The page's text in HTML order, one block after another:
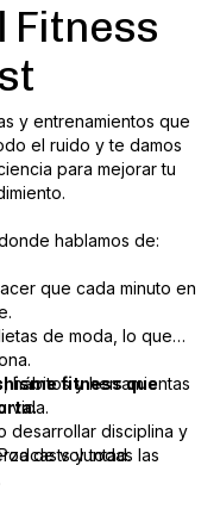
Fitness
y entrenamientos que
el ruido y te damos
para mejorar tu
hablamos de:
que cada minuto en
de moda, lo que
hábitos y herramientas
vida.
desarrollar disciplina y
de voluntad.
fitness que
y todas las